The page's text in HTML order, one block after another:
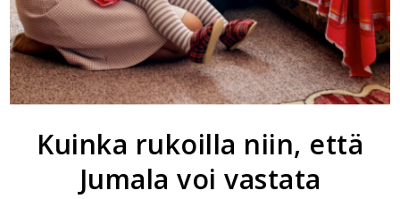
Kuinka rukoilla niin, että
Jumala voi vastata